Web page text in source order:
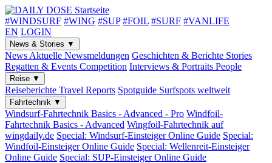
#WINDSURF #WING #SUP #FOIL #SURF #VANLIFE
EN LOGIN
News & Stories ▼
News Aktuelle Newsmeldungen Geschichten & Berichte Stories
Regatten & Events Competition Interviews & Portraits People
Reise ▼
Reiseberichte Travel Reports Spotguide Surfspots weltweit
Fahrtechnik ▼
Windsurf-Fahrtechnik Basics - Advanced - Pro Windfoil-
Fahrtechnik Basics - Advanced Wingfoil-Fahrtechnik auf
wingdaily.de Special: Windsurf-EinsteigerOnline Guide Special:
Windfoil-EinsteigerOnline Guide Special: Wellenreit-Einsteiger
Online Guide Special: SUP-EinsteigerOnline Guide